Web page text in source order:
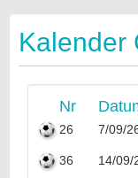
Kalender
Nr
26 7/09/
36 14/09/